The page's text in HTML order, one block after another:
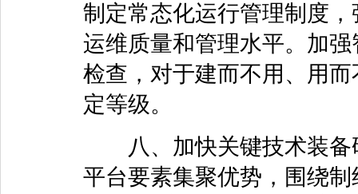
制定常态化运行管理制度
运维质量和管理水平。加
检查，对于建而不用、用
定等级。
八、加快关键技术装备
平台要素集聚优势，围绕